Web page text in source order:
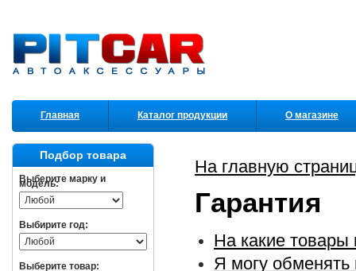
На главную
Гарантия
На какие товары
Я могу обменять
Главная Каталог продукции О магазине
Партнеры
Подбор товара
Выберите марку и
модель:
Выбирите год:
Выберите товар: